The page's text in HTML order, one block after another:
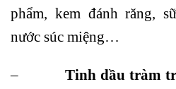
phẩm, kem đánh răng,
nước súc miệng…
– Tinh dầu tràm